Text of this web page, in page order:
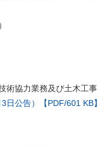
術協力業務及び土木工事
公告）【PDF/601 KB】